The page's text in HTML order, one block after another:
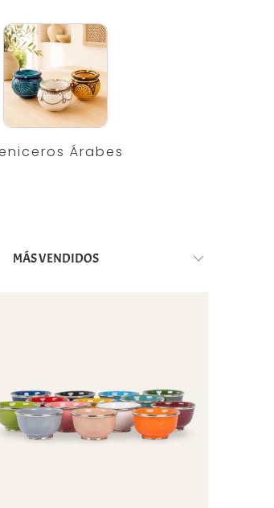
Árabes